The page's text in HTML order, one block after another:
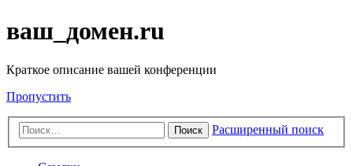
ваш_домен.ru
Краткое описание вашей конференции
Пропустить
Поиск Расширенный поиск